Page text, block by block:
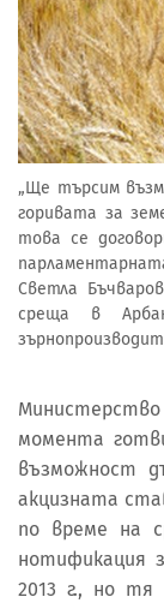
„Ще търсим
горивата за
това се
Светла
среща в
момента
възможност
акцизната
по време на
нотификация
2013 г., но тя